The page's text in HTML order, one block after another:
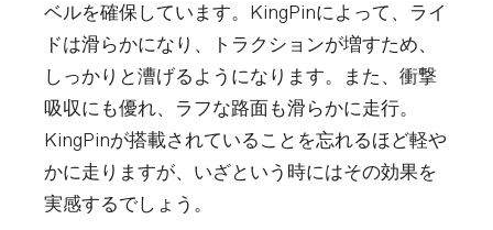
ベルを確保しています。KingPinによって、ライ
ドは滑らかになり、トラクションが増すため、
しっかりと漕げるようになります。また、衝撃
吸収にも優れ、ラフな路面も滑らかに走行。
KingPinが搭載されていることを忘れるほど軽や
かに走りますが、いざという時にはその効果を
実感するでしょう。
ださい。